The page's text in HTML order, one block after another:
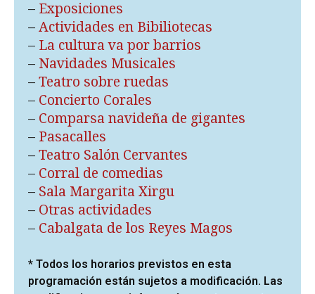
– Exposiciones
– Actividades en Bibiliotecas
– La cultura va por barrios
– Navidades Musicales
– Teatro sobre ruedas
– Concierto Corales
– Comparsa navideña de gigantes
– Pasacalles
– Teatro Salón Cervantes
– Corral de comedias
– Sala Margarita Xirgu
– Otras actividades
– Cabalgata de los Reyes Magos
* Todos los horarios previstos en esta
programación están sujetos a modificación. Las